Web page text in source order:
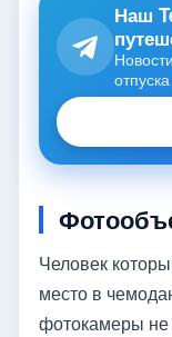
Наш
Человек
место в
фотокамеры не